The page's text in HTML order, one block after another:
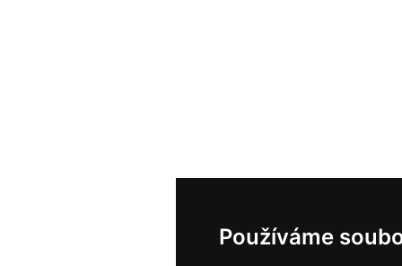
Používáme